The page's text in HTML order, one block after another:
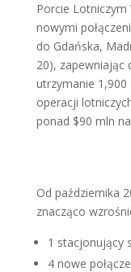
Porcie Lotniczym
nowymi
do Gdańska,
20), zapewniając
utrzymanie 1,900
operacji
ponad $90 mln
Od października
znacząco
1 stacjonujący
4 nowe